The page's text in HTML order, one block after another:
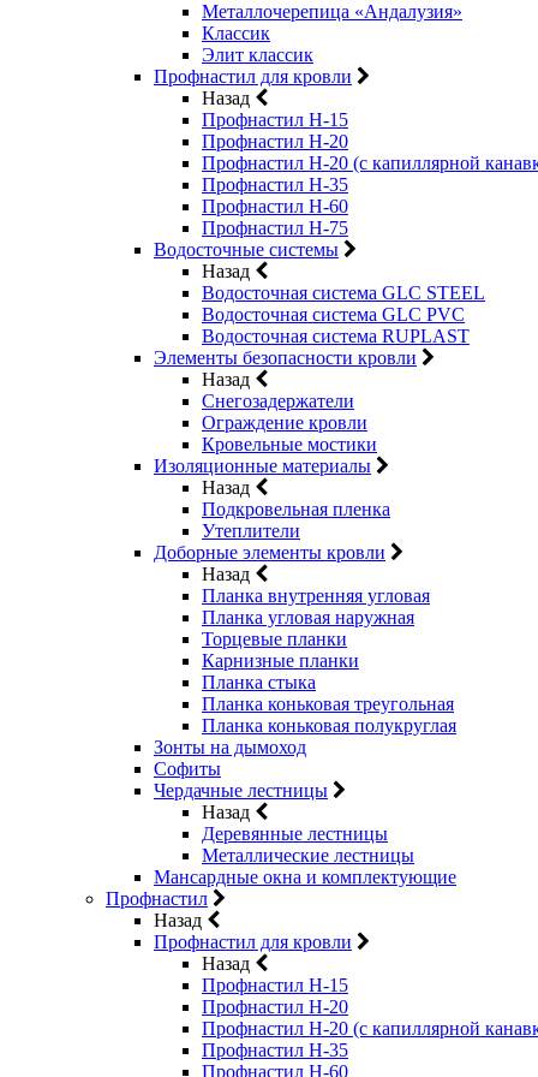
Металлочерепица «Андалузия»
Классик
Элит классик
Профнастил для кровли
Назад
Профнастил Н-15
Профнастил Н-20
Профнастил Н-20 (с капиллярной
Профнастил Н-35
Профнастил Н-60
Профнастил Н-75
Водосточные системы
Назад
Водосточная система GLC STEEL
Водосточная система GLC PVC
Водосточная система RUPLAST
Элементы безопасности кровли
Назад
Снегозадержатели
Ограждение кровли
Кровельные мостики
Изоляционные материалы
Назад
Подкровельная пленка
Утеплители
Доборные элементы кровли
Назад
Планка внутренняя угловая
Планка угловая наружная
Торцевые планки
Карнизные планки
Планка стыка
Планка коньковая треугольная
Планка коньковая полукруглая
Зонты на дымоход
Софиты
Чердачные лестницы
Назад
Деревянные лестницы
Металлические лестницы
Мансардные окна и комплектующие
Профнастил
Назад
Профнастил для кровли
Назад
Профнастил Н-15
Профнастил Н-20
Профнастил Н-20 (с капиллярной
Профнастил Н-35
Профнастил Н-60